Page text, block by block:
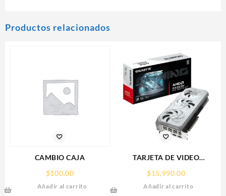
Productos relacionados
CAMBIO CAJA
$100.00
Añadir al carrito
TARJETA DE VIDEO
R907XGAMINGOCICE-16GD)
RX 9070
$15,990.00
Añadir al carrito